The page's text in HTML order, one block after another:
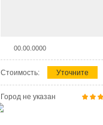
00.00.0000
Стоимость: Уточните
Город не указан